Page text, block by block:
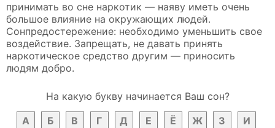
принимать во сне наркотик — наяву иметь очень
большое влияние на окружающих людей.
Сонпредостережение: необходимо уменьшить свое
воздействие. Запрещать, не давать принять
наркотическое средство другим — приносить
людям добро.
На какую букву начинается Ваш сон?
А
Б В Г Д Е Ё Ж З И